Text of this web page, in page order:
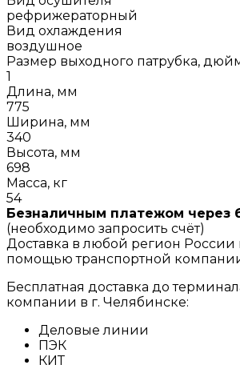
рефрижераторный
Вид охлаждения
воздушное
Размер выходного патрубка,
1
Длина, мм
775
Ширина, мм
340
Высота, мм
698
Масса, кг
54
Безналичным платежом через
(необходимо запросить счёт)
Доставка в любой регион России
помощью транспортной
Бесплатная доставка до
компании в г. Челябинске:
Деловые линии
ПЭК
КИТ